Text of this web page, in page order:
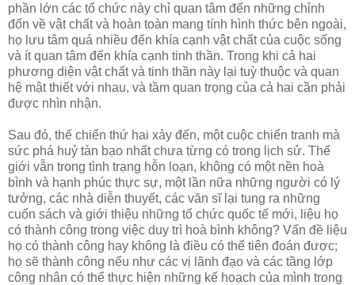
phần lớn các tổ chức này chỉ quan tâm đến những chỉnh
đốn về vật chất và hoàn toàn mang tính hình thức bên ngoài,
họ lưu tâm quá nhiều đến khía cạnh vật chất của cuộc sống
và ít quan tâm đến khía cạnh tinh thần. Trong khi cả hai
phương diện vật chất và tinh thần này lại tuỳ thuộc và quan
hệ mật thiết với nhau, và tầm quan trọng của cả hai cần phải
được nhìn nhận.
Sau đó, thế chiến thứ hai xảy đến, một cuộc chiến tranh mà
sức phá huỷ tàn bạo nhất chưa từng có trong lịch sử. Thế
giới vẫn trong tình trạng hỗn loạn, không có một nền hoà
bình và hạnh phúc thực sự, một lần nữa những người có lý
tưởng, các nhà diễn thuyết, các văn sĩ lại tung ra những
cuốn sách và giới thiệu những tổ chức quốc tế mới, liệu họ
có thành công trong việc duy trì hoà bình không? Vấn đề liệu
họ có thành công hay không là điều có thể tiên đoán được;
họ sẽ thành công nếu như các vị lãnh đạo và các tầng lớp
công nhân có thể thực hiện những kế hoạch của mình trong